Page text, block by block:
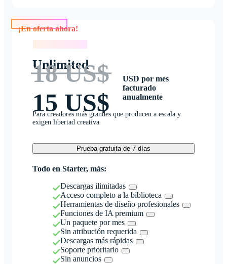
Unlimited
18 US$
15 US$
USD por mes
facturado
anualmente
Para creadores más grandes que producen a escala y
exigen libertad creativa
Prueba gratuita de 7 días
Todo en Starter, más:
Descargas ilimitadas
Acceso completo a la biblioteca
Herramientas de diseño profesionales
Funciones de IA premium
Un paquete por mes
Sin atribución requerida
Descargas más rápidas
Soporte prioritario
Sin anuncios